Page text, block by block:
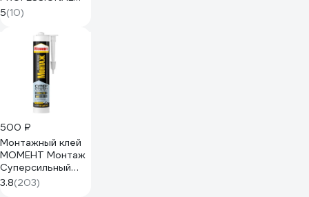
HYDRO FIX
акрилатный
прозрачный 310
мл 274655
5(10)
500 ₽
Монтажный клей
МОМЕНТ Монтаж
Суперсильный
Прозрачный 280 г
1193517
3.8(203)